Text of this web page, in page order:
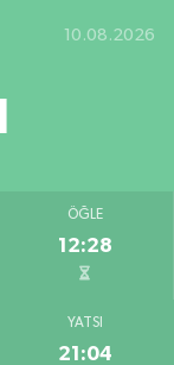
10.08.2026
ÖĞLE
12:28
YATSI
21:04